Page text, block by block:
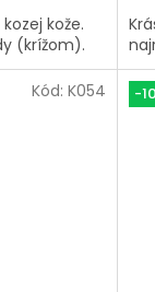
kože.
(krížom).
z
5
Kód: K054 -